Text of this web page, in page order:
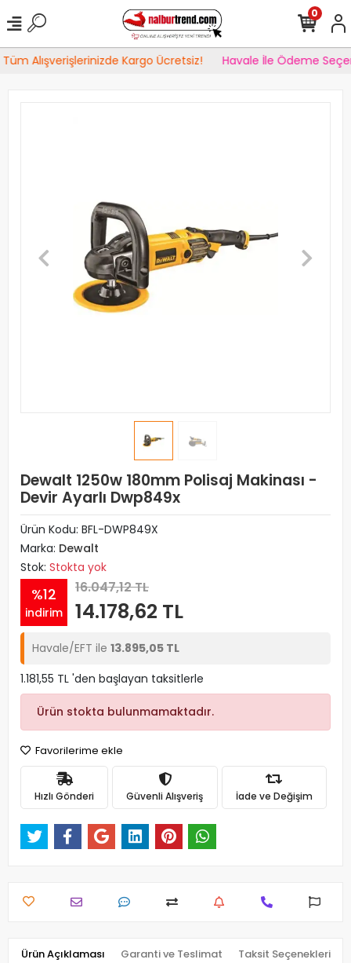
Alışverişlerinizde Kargo Ücretsiz! Havale İle Ödeme
0
Dewalt 1250w 180mm Polisaj Makinası -
Devir Ayarlı Dwp849x
Ürün Kodu: BFL-DWP849X
Marka: Dewalt
Stok: Stokta yok
%12
indirim
16.047,12 TL
14.178,62 TL
Havale/EFT ile 13.895,05 TL
1.181,55 TL 'den başlayan taksitlerle
Ürün stokta bulunmamaktadır.
Favorilerime ekle
Hızlı Gönderi Güvenli Alışveriş İade ve Değişim
Ürün Açıklaması Garanti ve Teslimat Taksit Seçenekleri